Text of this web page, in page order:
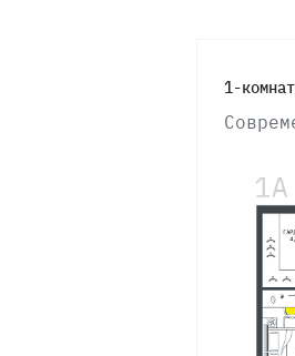
1-